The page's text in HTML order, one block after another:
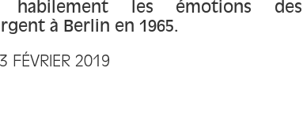
habilement les émotions des
à Berlin en 1965.
FÉVRIER 2019